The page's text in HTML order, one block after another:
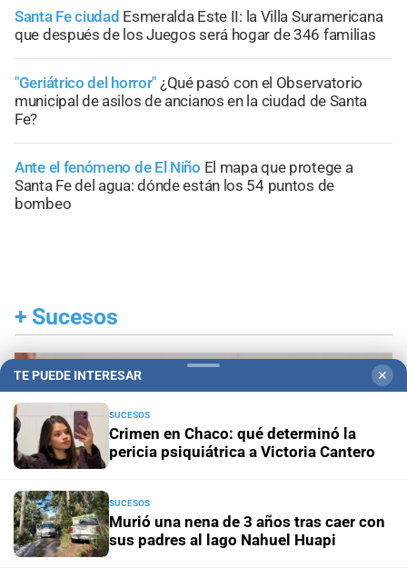
Santa Fe ciudad Esmeralda Este II: la Villa Suramericana
que después de los Juegos será hogar de 346 familias
"Geriátrico del horror" ¿Qué pasó con el Observatorio
municipal de asilos de ancianos en la ciudad de Santa
Fe?
Ante el fenómeno de El Niño El mapa que protege a
Santa Fe del agua: dónde están los 54 puntos de
bombeo
+ Sucesos
TE PUEDE INTERESAR ✕
SUCESOS
Crimen en Chaco: qué determinó la
pericia psiquiátrica a Victoria Cantero
SUCESOS
Murió una nena de 3 años tras caer con
sus padres al lago Nahuel Huapi